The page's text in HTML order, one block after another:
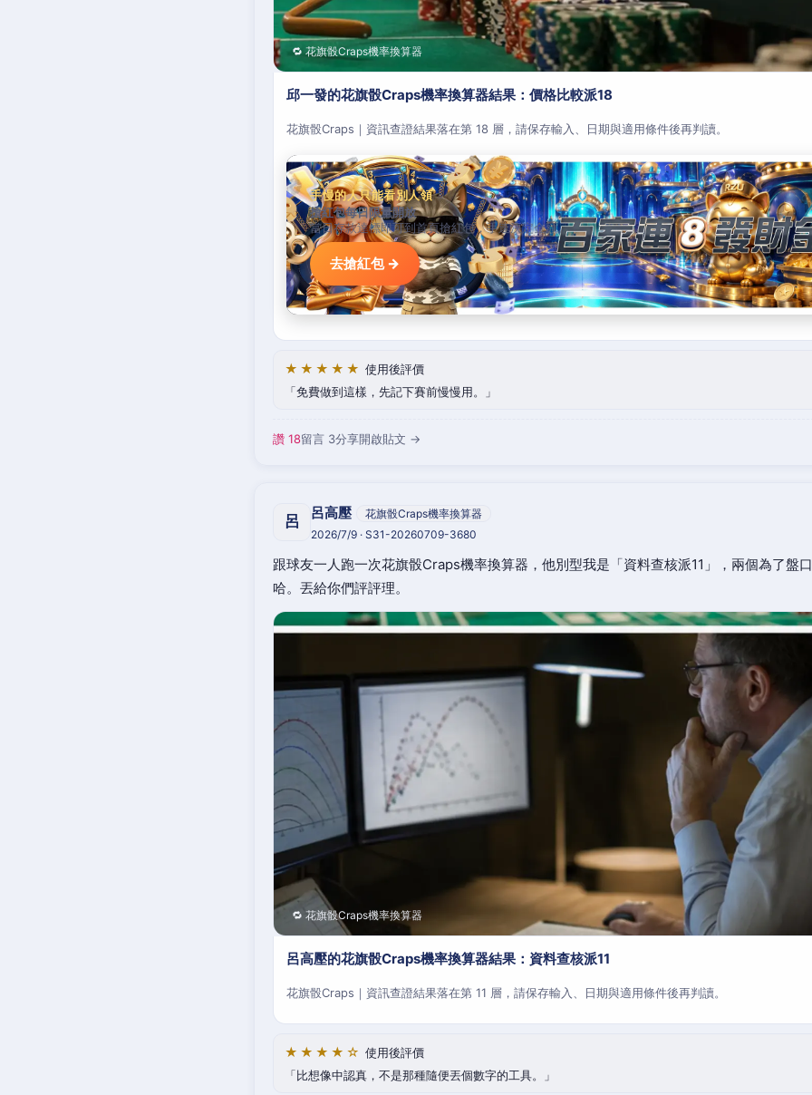
🔁 花旗骰Craps機率換算器
邱一發的花旗骰Craps機率換算器結果：價格比較派18
花旗骰Craps｜資訊查證結果落在第 18 層，請保存輸入、日期與適用條件後再判讀。
手慢的人只能看別人領
搶紅包每日限量開放
當日存款達標即可到首頁搶紅包，手速決定金額。
去搶紅包 →
★★★★★ 使用後評價
免費做到這樣，先記下賽前慢慢用。
讚 18留言 3分享開啟貼文 →
呂 呂高壓
花旗骰Craps機率換算器
2026/7/9 · S31-20260709-3680
跟球友一人跑一次花旗骰Craps機率換算器，他別型我是「資料查核派11」，兩個為了盤
哈。丟給你們評評理。
🔁 花旗骰Craps機率換算器
呂高壓的花旗骰Craps機率換算器結果：資料查核派11
花旗骰Craps｜資訊查證結果落在第 11 層，請保存輸入、日期與適用條件後再判讀。
★★★★☆ 使用後評價
比想像中認真，不是那種隨便丟個數字的工具。